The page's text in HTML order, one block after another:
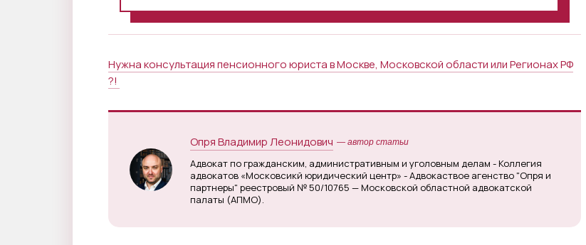
Нужна консультация пенсионного юриста в Москве, Московской области или Регионах РФ
?!
Опря Владимир Леонидович — автор статьи
Адвокат по гражданским, административным и уголовным делам - Коллегия
адвокатов «Московсикй юридический центр» - Адвокаствое агенство "Опря и
партнеры" реестровый № 50/10765 — Московской областной адвокатской
палаты (АПМО).